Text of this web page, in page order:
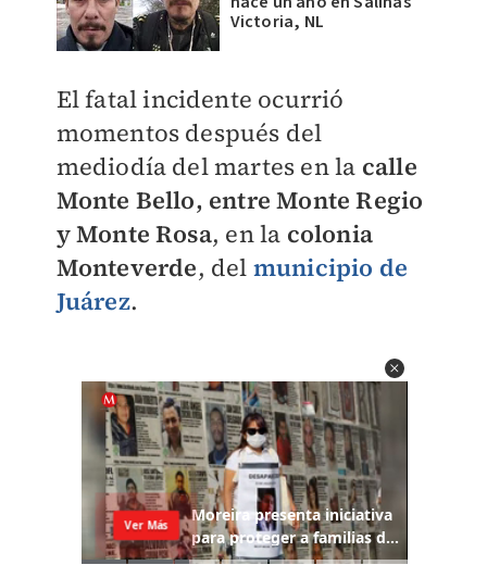
Victoria, NL
El fatal incidente ocurrió
momentos después del
mediodía del martes en la calle
Monte Bello, entre Monte Regio
y Monte Rosa, en la colonia
Monteverde, del municipio de
Juárez.